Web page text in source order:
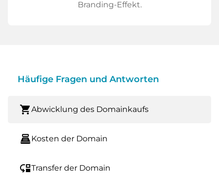
Branding-Effekt.
Häufige Fragen und Antworten
shopping_cartAbwicklung des Domainkaufs
point_of_saleKosten der Domain
move_downTransfer der Domain